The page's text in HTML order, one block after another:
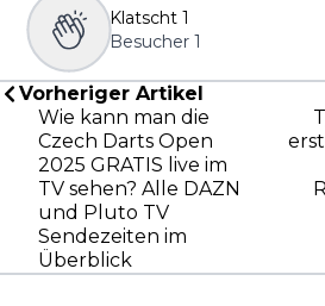
Klatscht 1
Besucher 1
Vorheriger Artikel
Wie kann man die
Czech Darts Open
2025 GRATIS live im
TV sehen? Alle DAZN
und Pluto TV
Sendezeiten im
Überblick